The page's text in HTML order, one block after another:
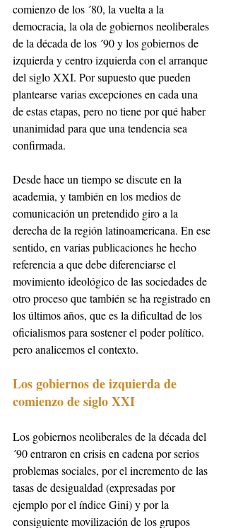
comienzo de los ´80, la vuelta a la
democracia, la ola de gobiernos neoliberales
de la década de los ´90 y los gobiernos de
izquierda y centro izquierda con el arranque
del siglo XXI. Por supuesto que pueden
plantearse varias excepciones en cada una
de estas etapas, pero no tiene por qué haber
unanimidad para que una tendencia sea
confirmada.
Desde hace un tiempo se discute en la
academia, y también en los medios de
comunicación un pretendido giro a la
derecha de la región latinoamericana. En ese
sentido, en varias publicaciones he hecho
referencia a que debe diferenciarse el
movimiento ideológico de las sociedades de
otro proceso que también se ha registrado en
los últimos años, que es la dificultad de los
oficialismos para sostener el poder político.
pero analicemos el contexto.
Los gobiernos de izquierda de
comienzo de siglo XXI
Los gobiernos neoliberales de la década del
´90 entraron en crisis en cadena por serios
problemas sociales, por el incremento de las
tasas de desigualdad (expresadas por
ejemplo por el índice Gini) y por la
consiguiente movilización de los grupos